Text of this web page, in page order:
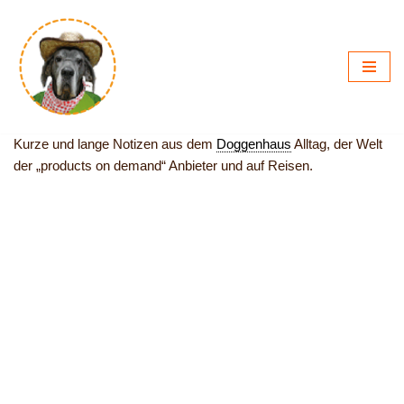
Zum
Inhalt
springen
Kurze und lange Notizen aus dem Doggenhaus Alltag, der Welt
der „products on demand“ Anbieter und auf Reisen.